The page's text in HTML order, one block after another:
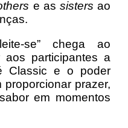
e assistersao
se” chega ao
aos participantes a
Classic e o poder
prazer,
em momentos